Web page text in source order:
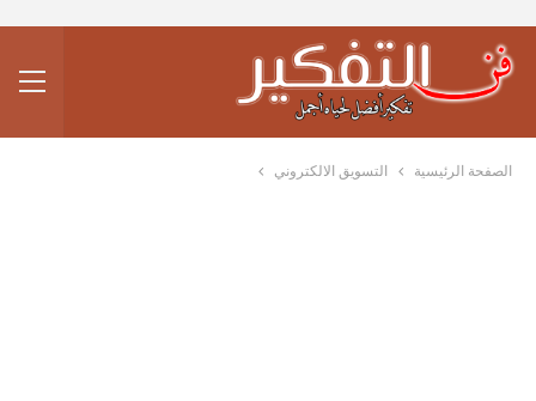
الصفحة الرئيسية التسويق الالكتروني